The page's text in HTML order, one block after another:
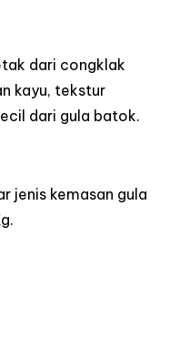
dari congklak
kayu, tekstur
dari gula batok.
jenis kemasan gula